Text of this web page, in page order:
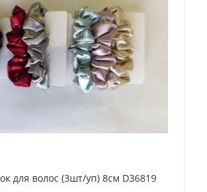
для волос (3шт/уп) 8см D36819